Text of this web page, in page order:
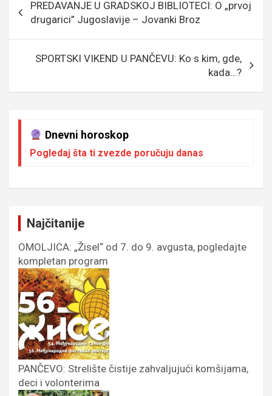
o
k
e
er
p
p
чланка
PREDAVANJE U GRADSKOJ BIBLIOTECI: O „prvoj
drugarici” Jugoslavije – Jovanki Broz
SPORTSKI VIKEND U PANČEVU: Ko s kim, gde,
kada…?
Dnevni horoskop
Pogledaj šta ti zvezde poručuju danas
Najčitanije
OMOLJICA: „Žisel“ od 7. do 9. avgusta, pogledajte
kompletan program
PANČEVO: Strelište čistije zahvaljujući komšijama,
deci i volonterima